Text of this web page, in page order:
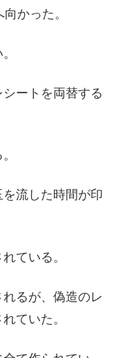
かった。
ートを両替する
流した時間が印
ている。
るが、偽造のレ
ていた。